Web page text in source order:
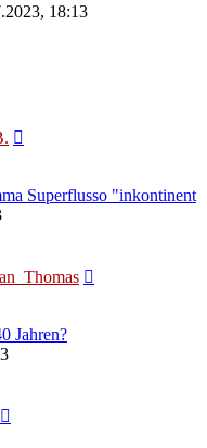
18:13
Superflusso "inkontinent
Jahren?